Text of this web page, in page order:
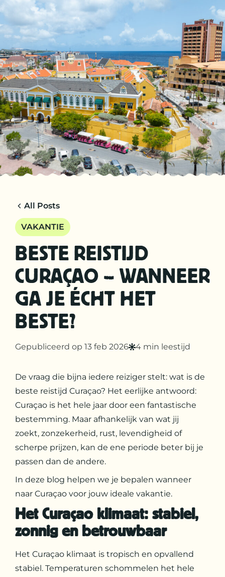
NL
TRIPS
CHARTERS
OVER ONS
TIPS
CONTACT
All Posts
VAKANTIE
BESTE REISTIJD
CURAÇAO – WANNEER
GA JE ÉCHT HET
BESTE?
Gepubliceerd op 13 feb 2026 4 min leestijd
De vraag die bijna iedere reiziger stelt: wat is de
beste reistijd Curaçao? Het eerlijke antwoord:
Curaçao is het hele jaar door een fantastische
bestemming. Maar afhankelijk van wat jij
zoekt, zonzekerheid, rust, levendigheid of
scherpe prijzen, kan de ene periode beter bij je
passen dan de andere.
In deze blog helpen we je bepalen wanneer
naar Curaçao voor jouw ideale vakantie.
Het Curaçao klimaat: stabiel,
zonnig en betrouwbaar
Het Curaçao klimaat is tropisch en opvallend
stabiel. Temperaturen schommelen het hele